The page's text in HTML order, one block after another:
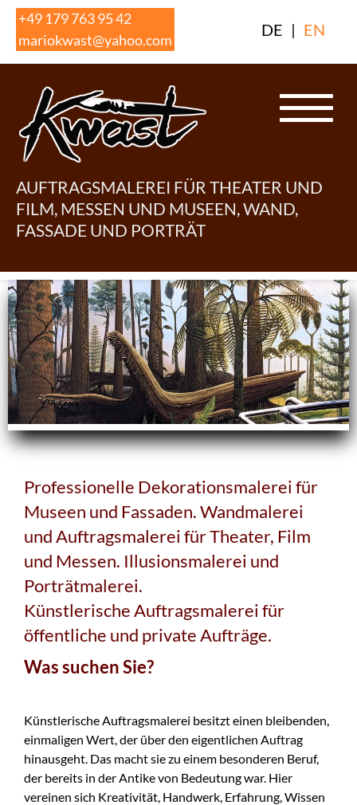
Skip
content
+49 179 763 95 42
mariokwast@yahoo.com
DE | EN
AUFTRAGSMALEREI FÜR THEATER UND
FILM, MESSEN UND MUSEEN, WAND,
FASSADE UND PORTRÄT
Professionelle Dekorationsmalerei für
Museen und Fassaden. Wandmalerei
und Auftragsmalerei für Theater, Film
und Messen. Illusionsmalerei und
Porträtmalerei.
Künstlerische Auftragsmalerei für
öffentliche und private Aufträge.
Was suchen Sie?
Künstlerische Auftragsmalerei besitzt einen bleibenden,
einmaligen Wert, der über den eigentlichen Auftrag
hinausgeht. Das macht sie zu einem besonderen Beruf,
der bereits in der Antike von Bedeutung war. Hier
vereinen sich Kreativität, Handwerk, Erfahrung, Wissen